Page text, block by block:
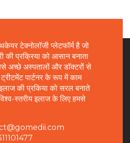
टेक्नोलॉजी प्लेटफॉर्म है जो
की प्रक्रिया को आसान बनाता
अच्छे अस्पतालों और डॉक्टरों से
पार्टनर के रूप में काम
की प्रकिया को सरल बनाते
स्तरीय इलाज के लिए हमसे